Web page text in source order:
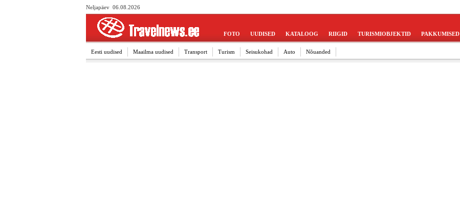
Neljapäev 06.08.2026
FOTO UUDISED KATALOOG RIIGID TURISMIOBJEKTID PAKKUMISED
Eesti uudised Maailma uudised Transport Turism Seisukohad Auto Nõuanded